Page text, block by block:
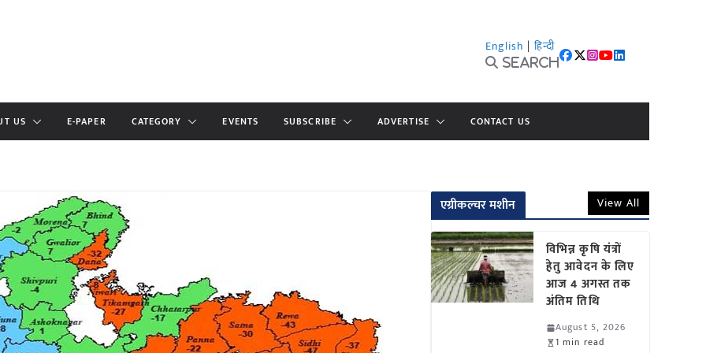
English | हिन्दी
Search
US E-PAPER CATEGORY EVENTS SUBSCRIBE ADVERTISE CONTACT US
एग्रीकल्चर मशीन View All
विभिन्न कृषि यंत्रों
हेतु आवेदन के लिए
आज 4 अगस्त तक
अंतिम तिथि
August 5, 2026
1 min read